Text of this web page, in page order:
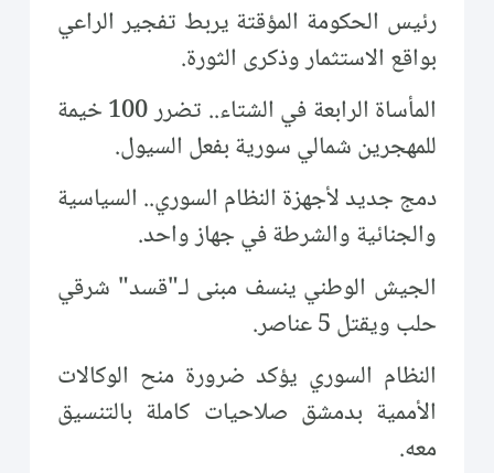
رئيس الحكومة المؤقتة يربط تفجير الراعي
بواقع الاستثمار وذكرى الثورة.
المأساة الرابعة في الشتاء.. تضرر 100 خيمة
للمهجرين شمالي سورية بفعل السيول.
دمج جديد لأجهزة النظام السوري.. السياسية
والجنائية والشرطة في جهاز واحد.
الجيش الوطني ينسف مبنى لـ"قسد" شرقي
حلب ويقتل 5 عناصر.
النظام السوري يؤكد ضرورة منح الوكالات
الأممية بدمشق صلاحيات كاملة بالتنسيق
معه.